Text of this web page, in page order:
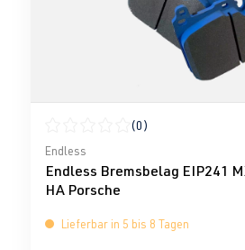
Durchschnittliche Bewertung
(0)
Endless
Endless Bremsbelag EIP241
HA Porsche
Lieferbar in 5 bis 8 Tagen